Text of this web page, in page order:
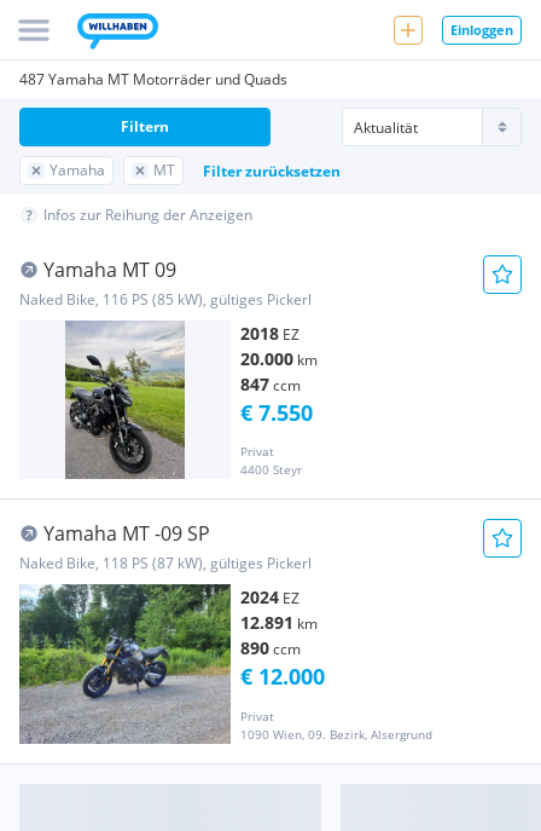
Einloggen
487 Yamaha MT Motorräder und Quads
Yamaha MT Filter zurücksetzen
Filtern
Infos zur Reihung der Anzeigen
Yamaha MT 09
Naked Bike, 116 PS (85 kW), gültiges Pickerl
2018 EZ
20.000 km
847ccm
Privat
4400 Steyr
€ 7.550
Yamaha MT -09 SP
Naked Bike, 118 PS (87 kW), gültiges Pickerl
2024 EZ
12.891 km
890ccm
Privat
1090 Wien, 09. Bezirk, Alsergrund
€ 12.000